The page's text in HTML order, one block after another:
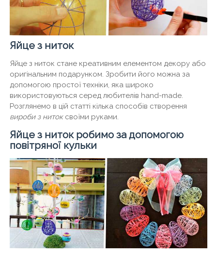
Яйце з ниток
Яйце з ниток стане креативним елементом декору або
оригінальним подарунком. Зробити його можна за
допомогою простої техніки, яка широко
використовуються серед любителів hand-made.
Розглянемо в цій статті кілька способів створення
вироби з нитоксвоїми руками.
Яйце з ниток робимо за допомогою
повітряної кульки